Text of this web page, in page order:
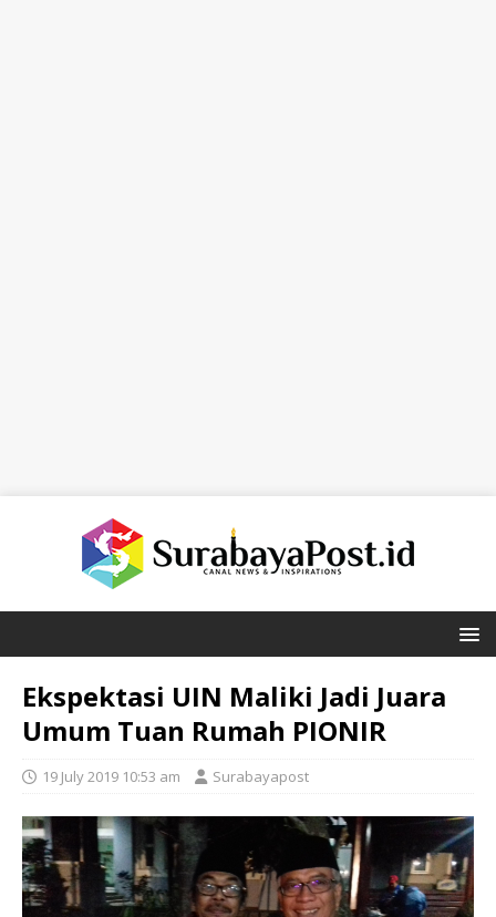
Ekspektasi UIN Maliki Jadi Juara
Umum Tuan Rumah PIONIR
19 July 2019 10:53 am Surabayapost